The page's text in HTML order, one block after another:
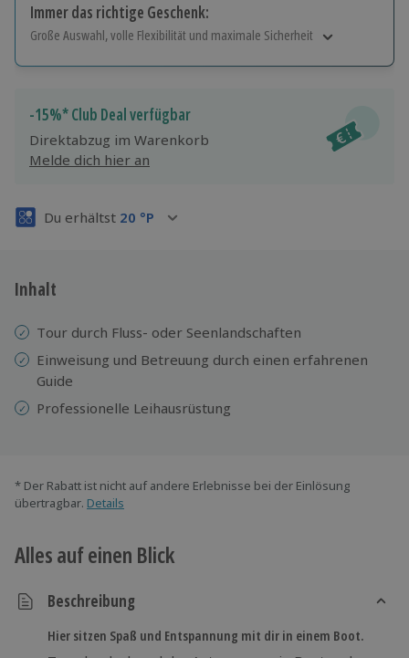
Immer das richtige Geschenk:
Große Auswahl, volle Flexibilität und maximale Sicherheit
Jeder Gutschein für alle Erlebnisse einlösbar.
Maximale Sicherheit
3 Jahre gültig & verlängerbar.
-15%* Club Deal verfügbar
Direktabzug im Warenkorb
Melde dich hier an
Du erhältst 20 °P
Inhalt
Tour durch Fluss- oder Seenlandschaften
Einweisung und Betreuung durch einen erfahrenen
Guide
Professionelle Leihausrüstung
* Der Rabatt ist nicht auf andere Erlebnisse bei der Einlösung
übertragbar. Details
Alles auf einen Blick
Beschreibung
Hier sitzen Spaß und Entspannung mit dir in einem Boot.